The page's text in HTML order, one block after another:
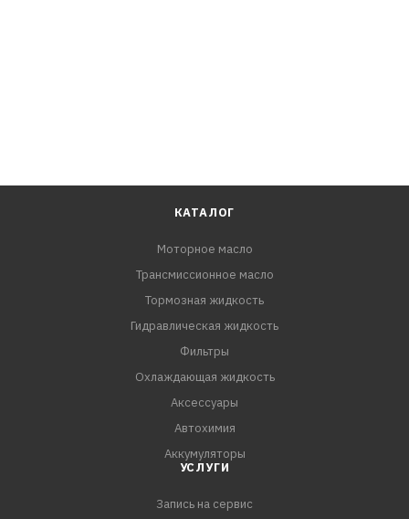
КАТАЛОГ
Моторное масло
Трансмиссионное масло
Тормозная жидкость
Гидравлическая жидкость
Фильтры
Охлаждающая жидкость
Аксессуары
Автохимия
Аккумуляторы
УСЛУГИ
Запись на сервис